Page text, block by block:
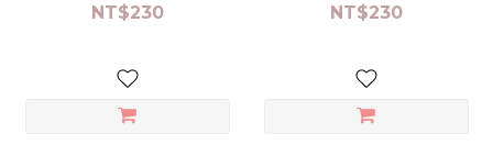
NT$230 NT$230